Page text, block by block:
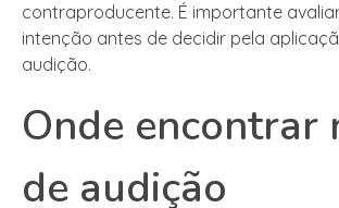
contraproducente. É importante
intenção antes de decidir pela
audição.
Onde encontrar
de audição